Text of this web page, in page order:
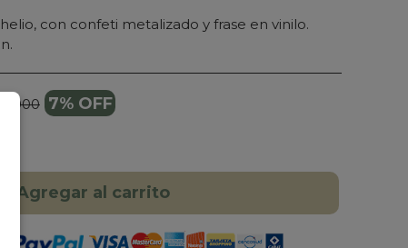
con confeti metalizado y frase en vinilo.
7% OFF
Agregar al carrito